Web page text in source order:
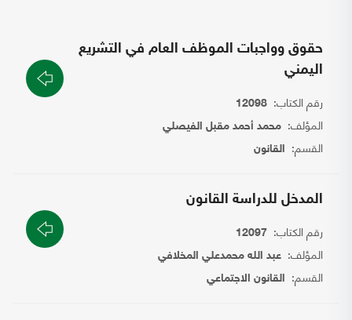
حقوق وواجبات الموظف العام في التشريع
اليمني
رقم الكتاب: 12098
المؤلف: محمد أحمد مقبل الفيصلي
القسم: القانون
المدخل للدراسة القانون
رقم الكتاب: 12097
المؤلف: عبد الله محمدعلي المخلافي
القسم: القانون الاجتماعي